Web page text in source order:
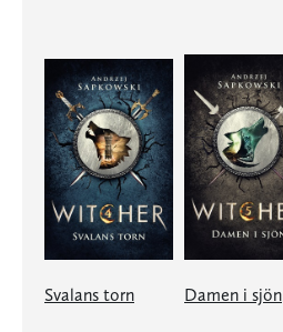
Svalans torn Damen i sjön